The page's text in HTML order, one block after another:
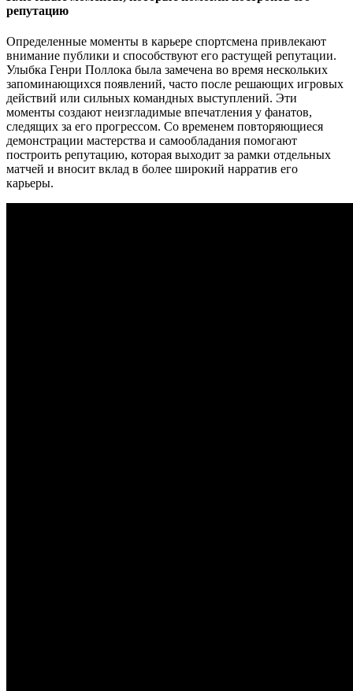
репутацию
Определенные моменты в карьере спортсмена привлекают
внимание публики и способствуют его растущей репутации.
Улыбка Генри Поллока была замечена во время нескольких
запоминающихся появлений, часто после решающих игровых
действий или сильных командных выступлений. Эти
моменты создают неизгладимые впечатления у фанатов,
следящих за его прогрессом. Со временем повторяющиеся
демонстрации мастерства и самообладания помогают
построить репутацию, которая выходит за рамки отдельных
матчей и вносит вклад в более широкий нарратив его
карьеры.